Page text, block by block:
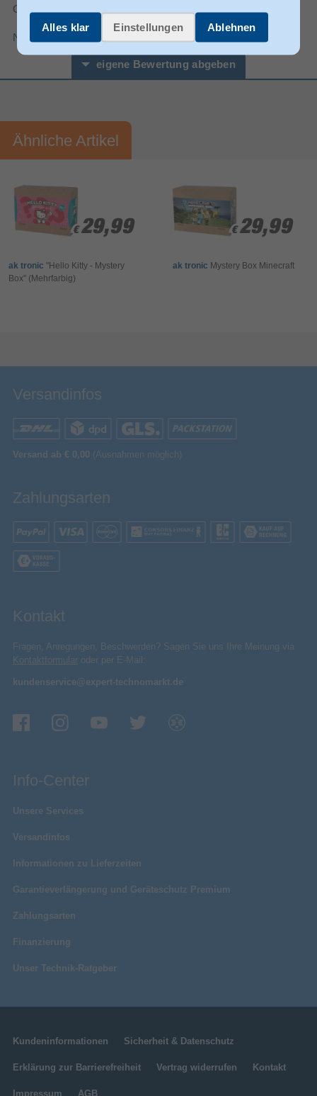
Gesamtnote:
Nutzungsbedingungen für Produktbewertungen
eigene Bewertung abgeben
Ihre Bewertung:
Ihr Kommentar*
Ähnliche Artikel
€ 29,99
€ 29,99
ak tronic "Hello Kitty - Mystery
Box" (Mehrfarbig)
€ 29,99
€ 29,99
ak tronic Mystery Box Minecraft
Versandinfos
Versand ab € 0,00 (Ausnahmen möglich)
Zahlungsarten
Kontakt
Fragen, Anregungen, Beschwerden? Sagen Sie uns Ihre Meinung via
Kontaktformular oder per E-Mail:
kundenservice@expert-technomarkt.de
Info-Center
Unsere Services
Versandinfos
Informationen zu Lieferzeiten
Garantieverlängerung und Geräteschutz Premium
Zahlungsarten
Finanzierung
Unser Technik-Ratgeber
Kundeninformationen Sicherheit & Datenschutz
Erklärung zur Barrierefreiheit Vertrag widerrufen Kontakt
Impressum AGB
Alles klar Einstellungen Ablehnen